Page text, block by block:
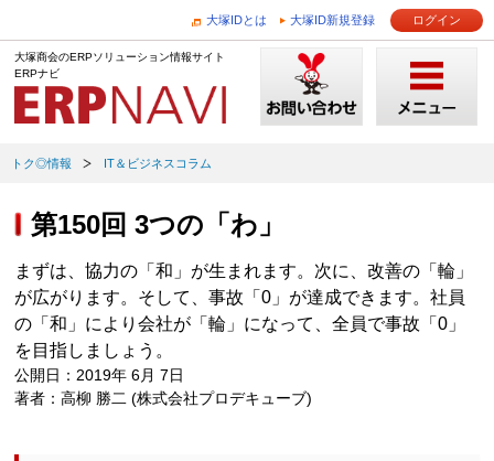
大塚IDとは 大塚ID新規登録 ログイン
大塚商会のERPソリューション情報サイト
ERPナビ
トク◎情報 IT＆ビジネスコラム
第150回 3つの「わ」
まずは、協力の「和」が生まれます。次に、改善の「輪」
が広がります。そして、事故「0」が達成できます。社員
の「和」により会社が「輪」になって、全員で事故「0」
を目指しましょう。
公開日：2019年 6月 7日
著者：高柳 勝二 (株式会社プロデキューブ)